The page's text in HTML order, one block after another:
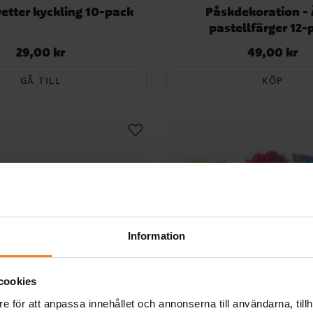
Information
för att anpassa innehållet och annonserna till användarna,
kyckling 10-pack
Pris:29,00 kr
29,00 kr
GÅ TILL
Påskdekoration -
pastellfärger 12-
Pris:49,00 kr
49,00 kr
KÖP